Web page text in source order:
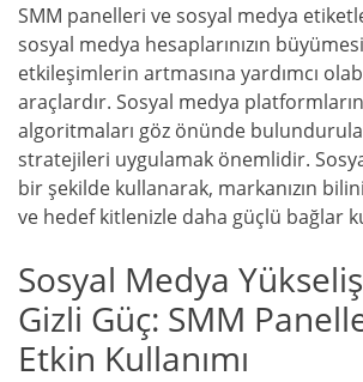
SMM panelleri ve sosyal medya
sosyal medya hesaplarınızın
etkileşimlerin artmasına yardımcı
araçlardır. Sosyal medya
algoritmaları göz önünde
stratejileri uygulamak önemlidir.
bir şekilde kullanarak, markanızın
ve hedef kitlenizle daha güçlü bağlar
Sosyal Medya
Gizli Güç: SMM
Etkin Kullanımı